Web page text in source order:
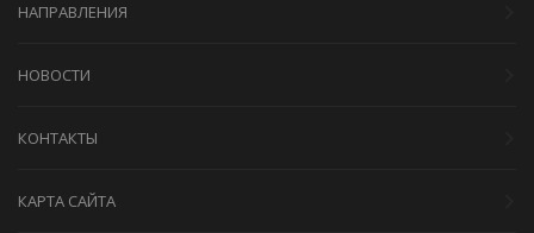
НАПРАВЛЕНИЯ
НОВОСТИ
КОНТАКТЫ
КАРТА САЙТА